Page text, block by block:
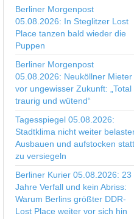
Berliner Morgenpost
05.08.2026: In Steglitzer Lost
Place tanzen bald wieder die
Puppen
Berliner Morgenpost
05.08.2026: Neuköllner Mieter
vor ungewisser Zukunft: „Total
traurig und wütend“
Tagesspiegel 05.08.2026:
Stadtklima nicht weiter
Ausbauen und aufstocken statt
zu versiegeln
Berliner Kurier 05.08.2026: 23
Jahre Verfall und kein Abriss:
Warum Berlins größter DDR-
Lost Place weiter vor sich hin